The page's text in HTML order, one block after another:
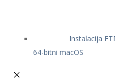
Instalacija
64-bitni macOS